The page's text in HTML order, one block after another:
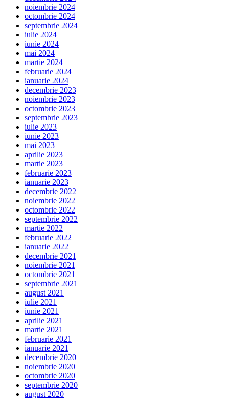
noiembrie 2024
octombrie 2024
septembrie 2024
iulie 2024
iunie 2024
mai 2024
martie 2024
februarie 2024
ianuarie 2024
decembrie 2023
noiembrie 2023
octombrie 2023
septembrie 2023
iulie 2023
iunie 2023
mai 2023
aprilie 2023
martie 2023
februarie 2023
ianuarie 2023
decembrie 2022
noiembrie 2022
octombrie 2022
septembrie 2022
martie 2022
februarie 2022
ianuarie 2022
decembrie 2021
noiembrie 2021
octombrie 2021
septembrie 2021
august 2021
iulie 2021
iunie 2021
aprilie 2021
martie 2021
februarie 2021
ianuarie 2021
decembrie 2020
noiembrie 2020
octombrie 2020
septembrie 2020
august 2020